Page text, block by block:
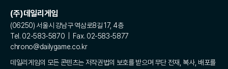
(주)데일리게임
(06250) 서울시 강남구 역삼로8길 17, 4층
Tel. 02-583-5870 | Fax. 02-583-5877
chrono@dailygame.co.kr
데일리게임의 모든 콘텐츠는 저작권법의 보호를 받으며 무단 전재, 복사, 배포를